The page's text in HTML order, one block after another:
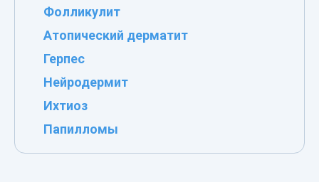
Фолликулит
Атопический дерматит
Герпес
Нейродермит
Ихтиоз
Папилломы